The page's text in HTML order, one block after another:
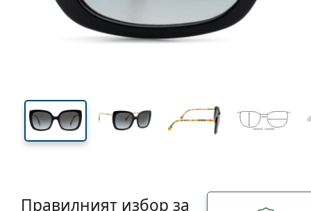
Правилният избор за